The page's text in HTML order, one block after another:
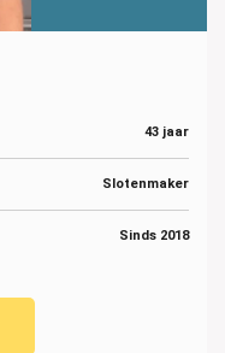
43 jaar
Slotenmaker
Sinds 2018